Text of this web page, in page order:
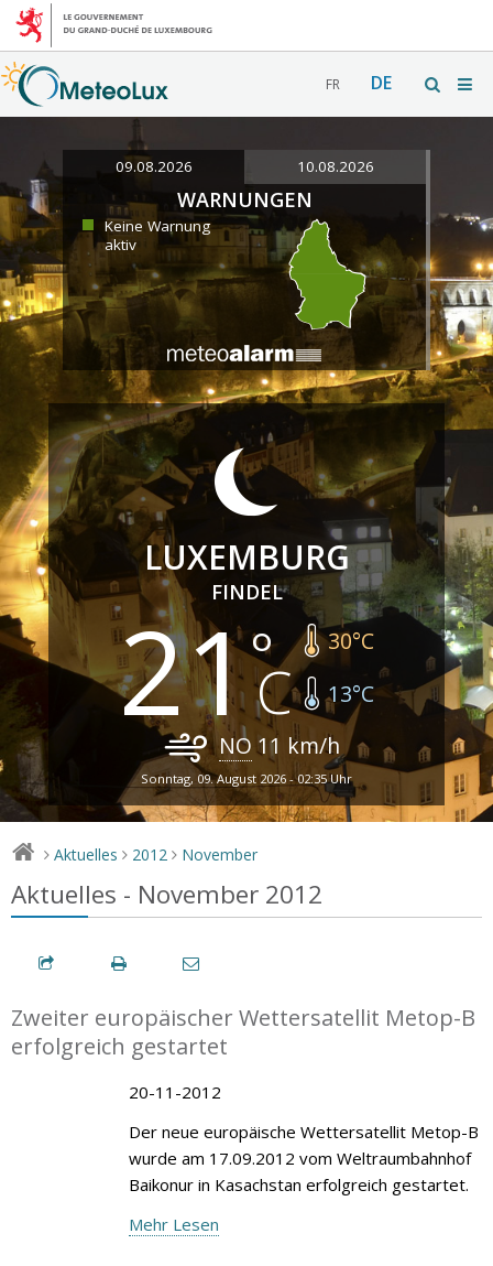
FR DE
09.08.2026 10.08.2026
WARNUNGEN
Keine Warnung
aktiv
LUXEMBURG
FINDEL
21 30°C
13°C
NO 11 km/h
Sonntag, 09. August 2026 - 02:35 Uhr
> Aktuelles > 2012 > November
Aktuelles - November 2012
Zweiter europäischer Wettersatellit Metop-B
erfolgreich gestartet
20-11-2012
Der neue europäische Wettersatellit Metop-B
wurde am 17.09.2012 vom Weltraumbahnhof
Baikonur in Kasachstan erfolgreich gestartet.
Mehr Lesen